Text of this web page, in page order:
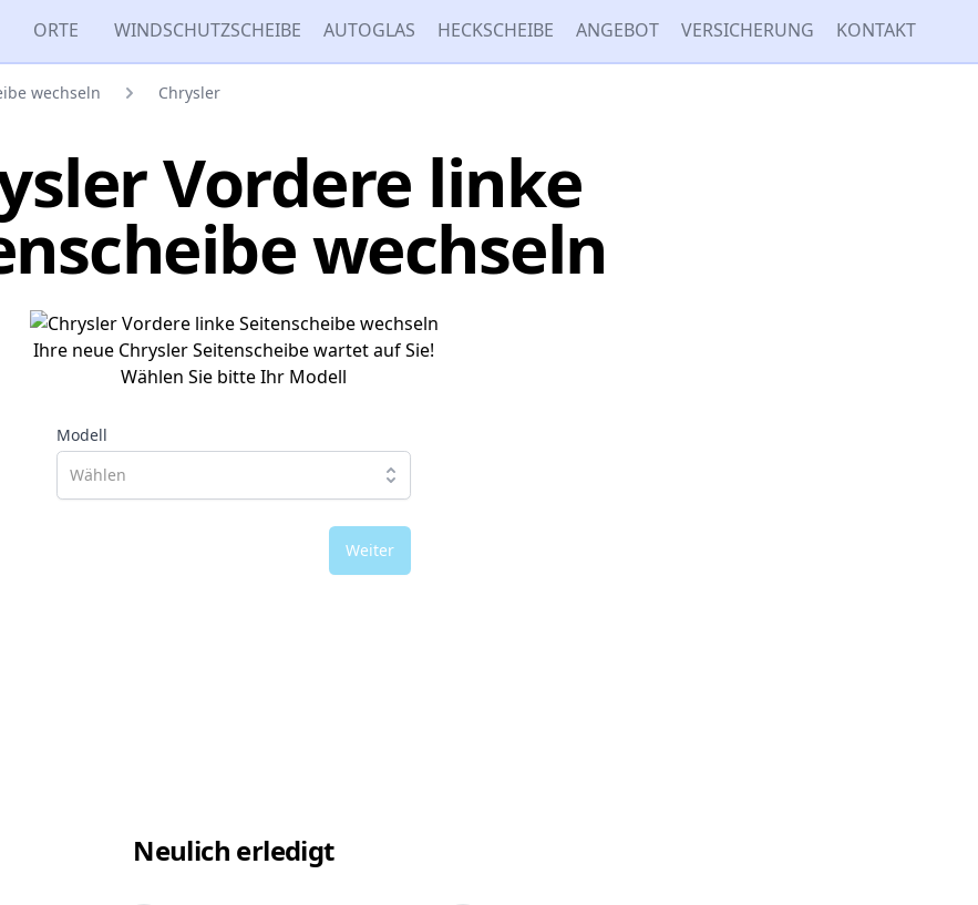
ORTE WINDSCHUTZSCHEIBE AUTOGLAS HECKSCHEIBE ANGEBOT VERSICHERUNG KONTAKT
wechseln Chrysler
Vordere linke
wechseln
Ihre neue Chrysler Seitenscheibe wartet auf Sie!
Wählen Sie bitte Ihr Modell
Modell
Weiter
Neulich erledigt